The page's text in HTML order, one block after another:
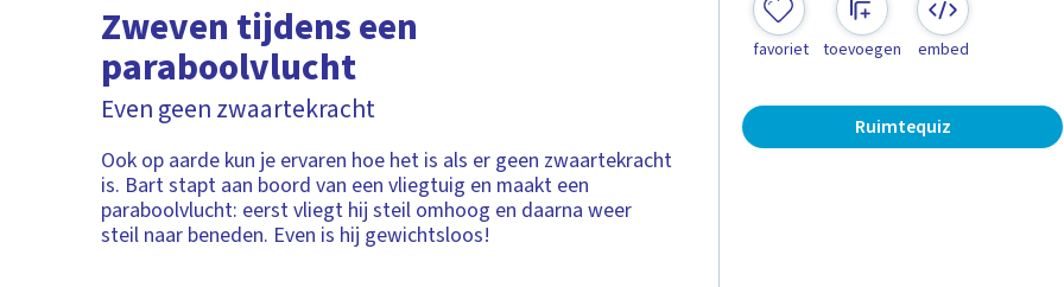
Zweven tijdens een
paraboolvlucht
Even geen zwaartekracht
Ook op aarde kun je ervaren hoe het is als er geen zwaartekracht
is. Bart stapt aan boord van een vliegtuig en maakt een
paraboolvlucht: eerst vliegt hij steil omhoog en daarna weer
steil naar beneden. Even is hij gewichtsloos!
favoriet toevoegen embed
Ruimtequiz